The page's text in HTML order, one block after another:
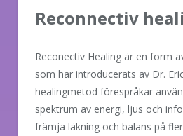
Reconnectiv
Reconectiv Healing är en form
som har introducerats av Dr.
healingmetod förespråkar
spektrum av energi, ljus och
främja läkning och balans på